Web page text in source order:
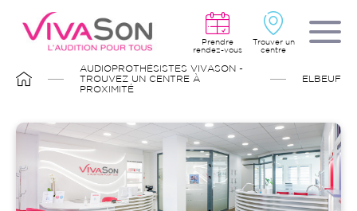
contenu
principal
Prendre
rendez-vous
Trouver un
centre
D'ARIANE
AUDIOPROTHÉSISTES VIVASON -
TROUVEZ UN CENTRE À
PROXIMITÉ
ELBEUF